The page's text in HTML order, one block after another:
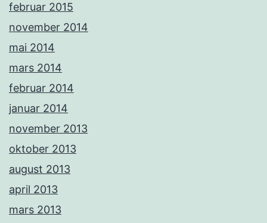
februar 2015
november 2014
mai 2014
mars 2014
februar 2014
januar 2014
november 2013
oktober 2013
august 2013
april 2013
mars 2013